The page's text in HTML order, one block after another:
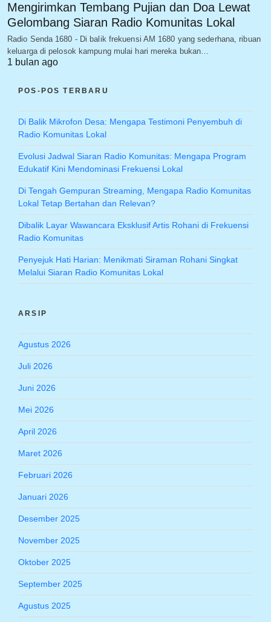
Mengirimkan Tembang Pujian dan Doa Lewat
Gelombang Siaran Radio Komunitas Lokal
Radio Senda 1680 - Di balik frekuensi AM 1680 yang sederhana, ribuan
keluarga di pelosok kampung mulai hari mereka bukan…
1 bulan ago
POS-POS TERBARU
Di Balik Mikrofon Desa: Mengapa Testimoni Penyembuh di
Radio Komunitas Lokal
Evolusi Jadwal Siaran Radio Komunitas: Mengapa Program
Edukatif Kini Mendominasi Frekuensi Lokal
Di Tengah Gempuran Streaming, Mengapa Radio Komunitas
Lokal Tetap Bertahan dan Relevan?
Dibalik Layar Wawancara Eksklusif Artis Rohani di Frekuensi
Radio Komunitas
Penyejuk Hati Harian: Menikmati Siraman Rohani Singkat
Melalui Siaran Radio Komunitas Lokal
ARSIP
Agustus 2026
Juli 2026
Juni 2026
Mei 2026
April 2026
Maret 2026
Februari 2026
Januari 2026
Desember 2025
November 2025
Oktober 2025
September 2025
Agustus 2025